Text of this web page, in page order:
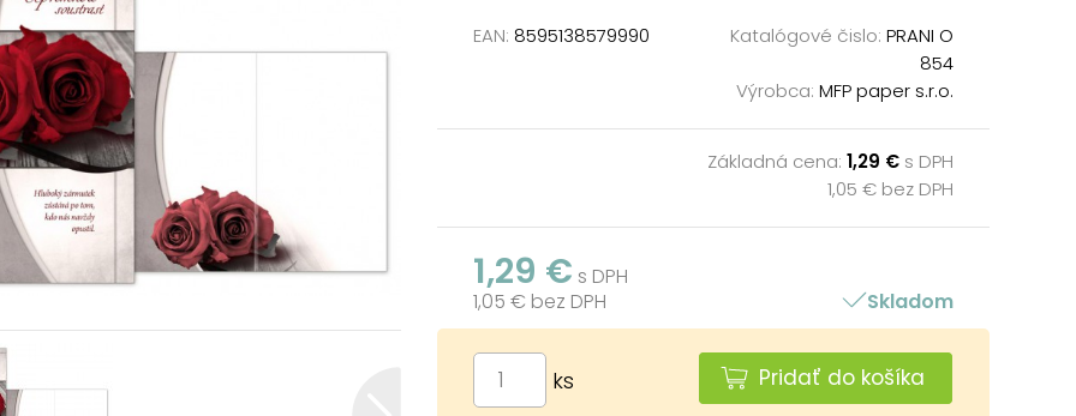
EAN: 8595138579990 Katalógové čislo: PRANI O
854
Výrobca: MFP paper s.r.o.
Základná cena: 1,29 € s DPH
1,05 € bez DPH
1,29 € s DPH
1,05 € bez DPH
Skladom
ks Pridať do košíka